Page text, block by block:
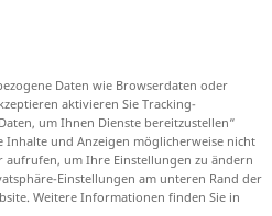
be found
Daten wie Browserdaten oder
aktivieren Sie Tracking-
um Ihnen Dienste bereitzustellen“
Inhalte und Anzeigen möglicherweise nicht
aufrufen, um Ihre Einstellungen zu ändern
Einstellungen am unteren Rand der
Weitere Informationen finden Sie in